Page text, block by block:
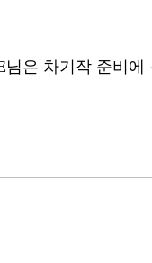
은 차기작 준비